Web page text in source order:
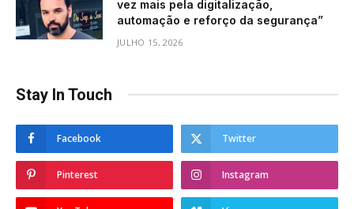
vez mais pela digitalização,
automação e reforço da segurança”
JULHO 15, 2026
Stay In Touch
Facebook Twitter
Pinterest Instagram